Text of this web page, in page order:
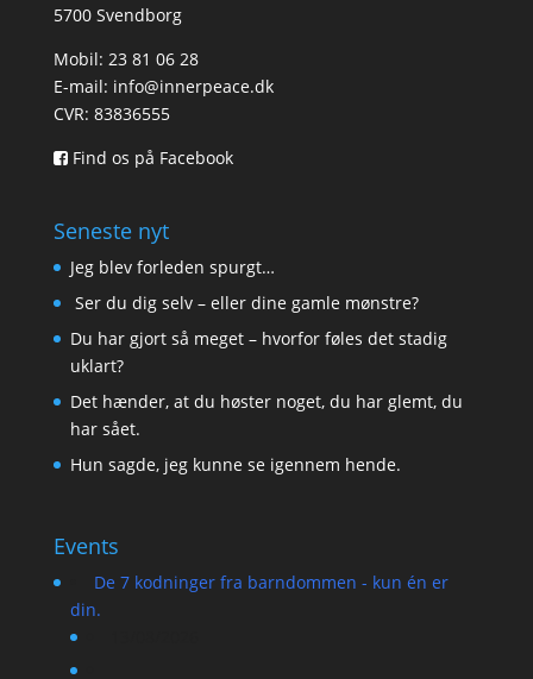
5700 Svendborg
Mobil: 23 81 06 28
E-mail: info@innerpeace.dk
CVR: 83836555
Find os på Facebook
Seneste nyt
Jeg blev forleden spurgt…
Ser du dig selv – eller dine gamle mønstre?
Du har gjort så meget – hvorfor føles det stadig
uklart?
Det hænder, at du høster noget, du har glemt, du
har sået.
Hun sagde, jeg kunne se igennem hende.
Events
De 7 kodninger fra barndommen - kun én er
din.